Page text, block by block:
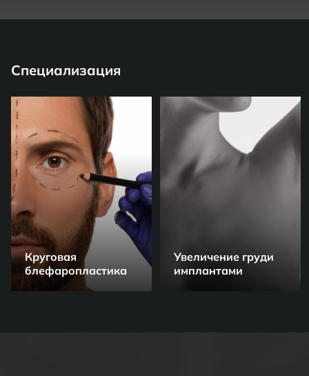
Специализация
Круговая
блефаропластика
Увеличение груди
имплантами